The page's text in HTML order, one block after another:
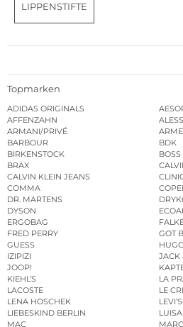
LIPPENSTIFTE
Topmarken
ADIDAS ORIGINALS
AFFENZAHN
ARMANI/PRIVÉ
BARBOUR
BDK
BIRKENSTOCK
BOSS
BRAX
CALVIN KLEIN JEANS
COMMA
DR. MARTENS
DYSON
ERGOBAG
FRED PERRY
GOT
GUESS
IZIPIZI
JACK
JOOP!
KIEHL’S
LA
LACOSTE
LE
LENA HOSCHEK
LIEBESKIND BERLIN
MAC